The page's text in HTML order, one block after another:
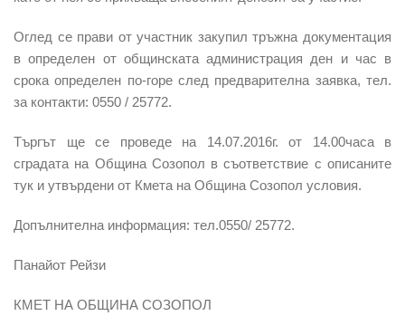
Оглед се прави от участник закупил тръжна документация
в определен от общинската администрация ден и час в
срока определен по-горе след предварителна заявка, тел.
за контакти: 0550 / 25772.
Търгът ще се проведе на 14.07.2016г. от 14.00часа в
сградата на Община Созопол в съответствие с описаните
тук и утвърдени от Кмета на Община Созопол условия.
Допълнителна информация: тел.0550/ 25772.
Панайот Рейзи
КМЕТ НА ОБЩИНА СОЗОПОЛ